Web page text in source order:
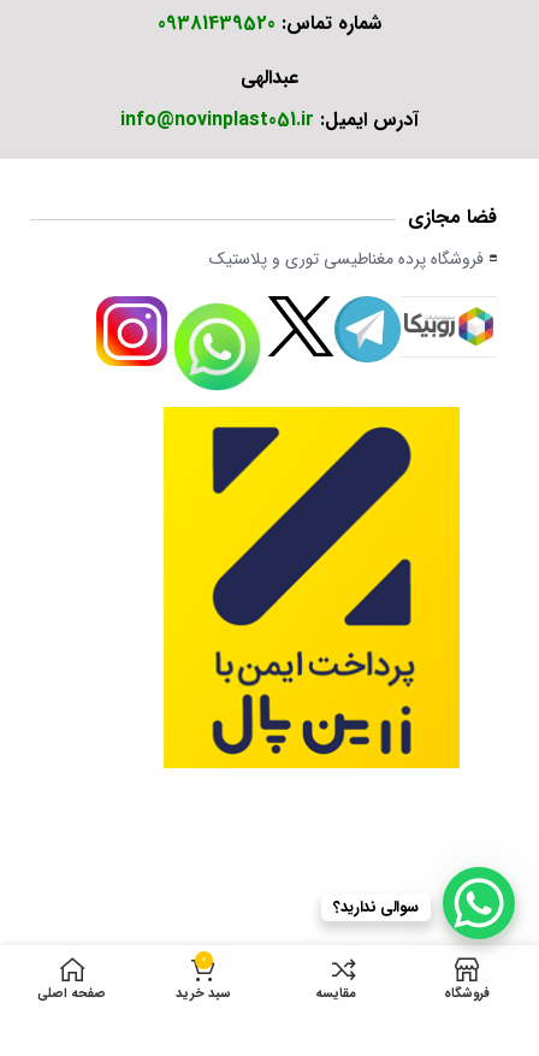
شماره تماس: 09381439520
عبدالهی
آدرس ایمیل: info@novinplast051.ir
فضا مجازی
فروشگاه پرده مغناطیسی توری و پلاستیک
سوالی ندارید؟
فروشگاه مقایسه
0
سبد خرید صفحه اصلی